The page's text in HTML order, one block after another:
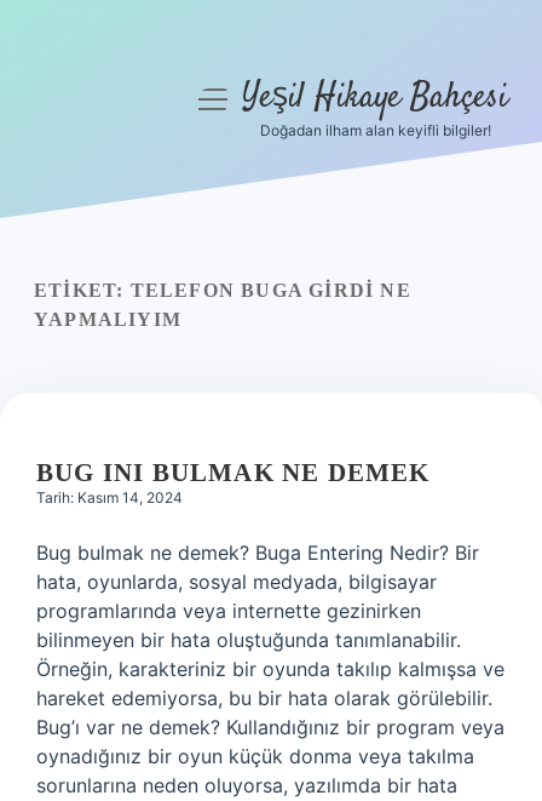
Yasal Uyarı
menüyüYeşil Hikaye Bahçesi
Doğadan ilham alan keyifli bilgiler!
ETIKET: TELEFON BUGA GIRDI NE
YAPMALIYIM
BUG INI BULMAK NE DEMEK
Tarih: Kasım 14, 2024
Bug bulmak ne demek? Buga Entering Nedir? Bir
hata, oyunlarda, sosyal medyada, bilgisayar
programlarında veya internette gezinirken
bilinmeyen bir hata oluştuğunda tanımlanabilir.
Örneğin, karakteriniz bir oyunda takılıp kalmışsa ve
hareket edemiyorsa, bu bir hata olarak görülebilir.
Bug’ı var ne demek? Kullandığınız bir program veya
oynadığınız bir oyun küçük donma veya takılma
sorunlarına neden oluyorsa, yazılımda bir hata